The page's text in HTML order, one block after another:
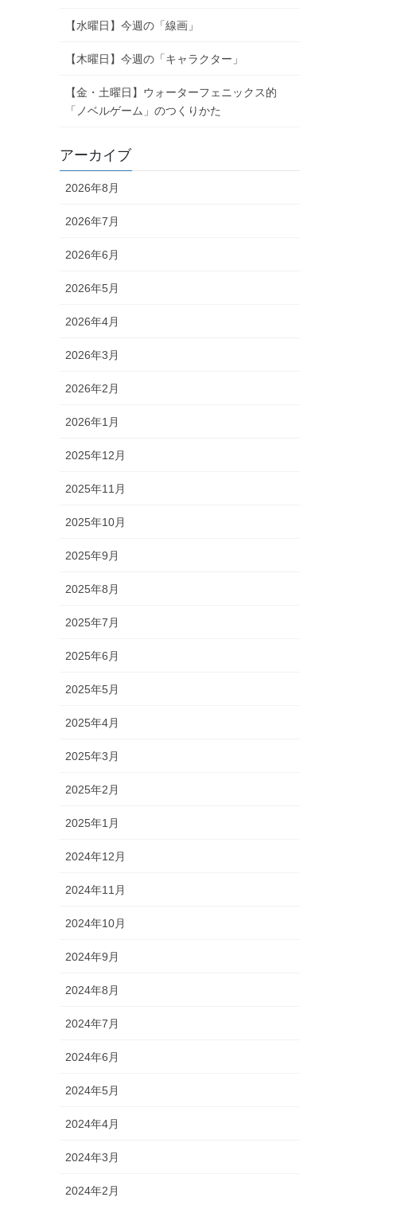
【水曜日】今週の「線画」
【木曜日】今週の「キャラクター」
【金・土曜日】ウォーターフェニックス的
「ノベルゲーム」のつくりかた
アーカイブ
2026年8月
2026年7月
2026年6月
2026年5月
2026年4月
2026年3月
2026年2月
2026年1月
2025年12月
2025年11月
2025年10月
2025年9月
2025年8月
2025年7月
2025年6月
2025年5月
2025年4月
2025年3月
2025年2月
2025年1月
2024年12月
2024年11月
2024年10月
2024年9月
2024年8月
2024年7月
2024年6月
2024年5月
2024年4月
2024年3月
2024年2月